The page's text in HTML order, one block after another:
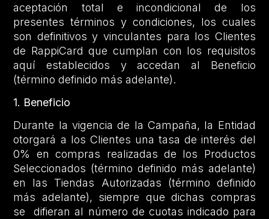
aceptación total e incondicional de los
presentes términos y condiciones, los cuales
son definitivos y vinculantes para los Clientes
de RappiCard que cumplan con los requisitos
aquí establecidos y accedan al Beneficio
(término definido más adelante).
1. Beneficio
Durante la vigencia de la Campaña, la Entidad
otorgará a los Clientes una tasa de interés del
0% en compras realizadas de los Productos
Seleccionados (término definido más adelante)
en las Tiendas Autorizadas (término definido
más adelante), siempre que dichas compras
se difieran al número de cuotas indicado para